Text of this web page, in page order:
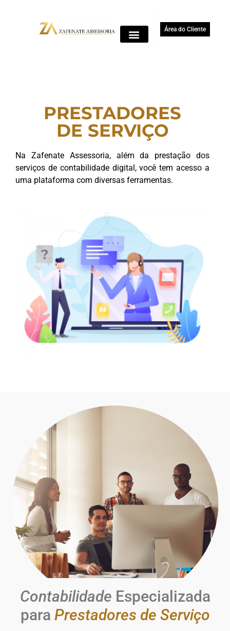
Área do Cliente
PRESTADORES
DE SERVIÇO
Na Zafenate Assessoria, além da prestação dos
serviços de contabilidade digital, você tem acesso a
uma plataforma com diversas ferramentas.
Contabilidade Especializada
para Prestadores de Serviço